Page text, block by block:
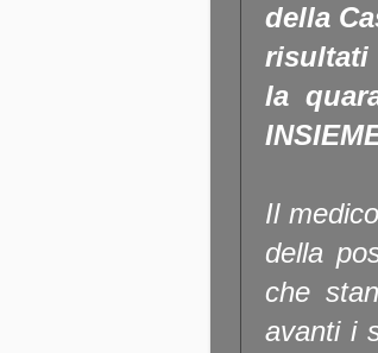
della
risultati
la
Il
della
che
avanti i